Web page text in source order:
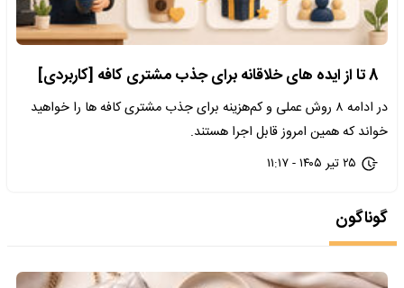
8 تا از ایده های خلاقانه برای جذب مشتری کافه [کاربردی]
در ادامه ۸ روش عملی و کم‌هزینه برای جذب مشتری کافه ها را خواهید
خواند که همین امروز قابل اجرا هستند.
۲۵ تیر ۱۴۰۵ - ۱۱:۱۷
گوناگون